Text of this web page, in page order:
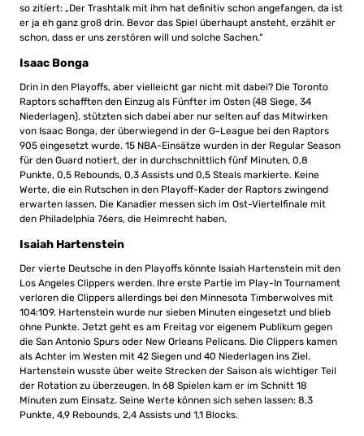
so zitiert: „Der Trashtalk mit ihm hat definitiv schon angefangen, da ist
er ja eh ganz groß drin. Bevor das Spiel überhaupt ansteht, erzählt er
schon, dass er uns zerstören will und solche Sachen.“
Isaac Bonga
Drin in den Playoffs, aber vielleicht gar nicht mit dabei? Die Toronto
Raptors schafften den Einzug als Fünfter im Osten (48 Siege, 34
Niederlagen), stützten sich dabei aber nur selten auf das Mitwirken
von Isaac Bonga, der überwiegend in der G-League bei den Raptors
905 eingesetzt wurde. 15 NBA-Einsätze wurden in der Regular Season
für den Guard notiert, der in durchschnittlich fünf Minuten, 0,8
Punkte, 0,5 Rebounds, 0,3 Assists und 0,5 Steals markierte. Keine
Werte, die ein Rutschen in den Playoff-Kader der Raptors zwingend
erwarten lassen. Die Kanadier messen sich im Ost-Viertelfinale mit
den Philadelphia 76ers, die Heimrecht haben.
Isaiah Hartenstein
Der vierte Deutsche in den Playoffs könnte Isaiah Hartenstein mit den
Los Angeles Clippers werden. Ihre erste Partie im Play-In Tournament
verloren die Clippers allerdings bei den Minnesota Timberwolves mit
104:109. Hartenstein wurde nur sieben Minuten eingesetzt und blieb
ohne Punkte. Jetzt geht es am Freitag vor eigenem Publikum gegen
die San Antonio Spurs oder New Orleans Pelicans. Die Clippers kamen
als Achter im Westen mit 42 Siegen und 40 Niederlagen ins Ziel.
Hartenstein wusste über weite Strecken der Saison als wichtiger Teil
der Rotation zu überzeugen. In 68 Spielen kam er im Schnitt 18
Minuten zum Einsatz. Seine Werte können sich sehen lassen: 8,3
Punkte, 4,9 Rebounds, 2,4 Assists und 1,1 Blocks.